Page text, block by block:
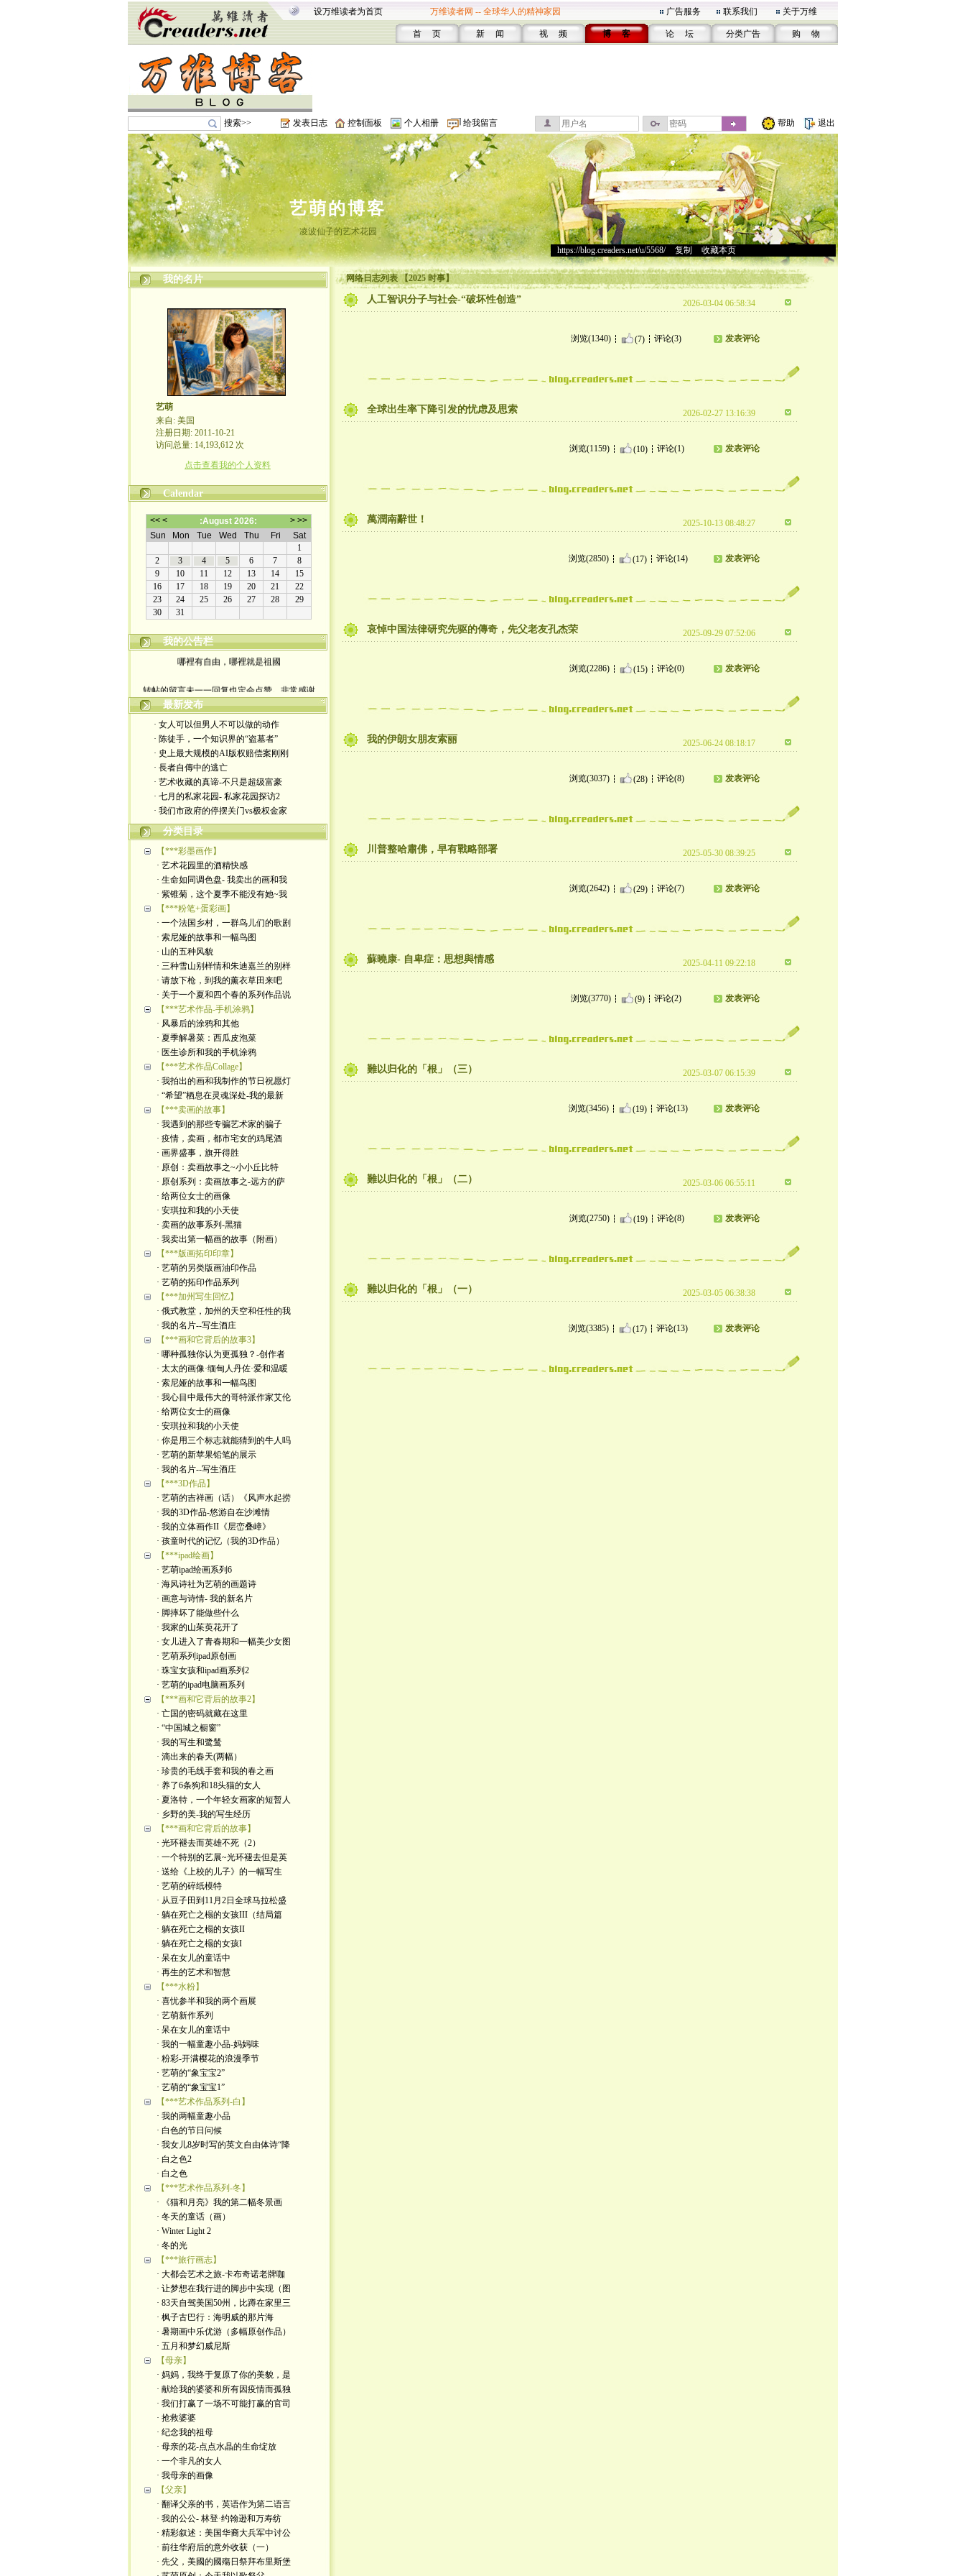
设万维读者为首页 万维读者网 -- 全球华人的精神家园 广告服务 联系我们 关于万维
首 页 新 闻 视 频 博 客 论 坛 分类广告 购 物
搜索>> 发表日志 控制面板 个人相册 给我留言 帮助 退出
艺萌的博客
凌波仙子的艺术花园
https://blog.creaders.net/u/5568/> 复制 收藏本页
我的名片
艺萌
来自: 美国
注册日期: 2011-10-21
访问总量: 14,193,612 次
点击查看我的个人资料
Calendar
我的公告栏
哪裡有自由，哪裡就是祖國
yimengling53@yahoo.com
有意收藏者请私信我，感谢一贯支持
政治转载不一定代表本人意见
艺术博客：https://yimengl.blog
目录中标注星号的为本人艺术原创
最新发布
· 女人可以但男人不可以做的动作
· 陈徒手，一个知识界的“盗墓者”
· 史上最大规模的AI版权赔偿案刚刚
· 長者自傳中的逃亡
· 艺术收藏的真谛-不只是超级富豪
· 七月的私家花园- 私家花园探访2
· 我们市政府的停摆关门vs极权金家
分类目录
【***彩墨画作】
· 艺术花园里的酒精快感
· 生命如同调色盘- 我卖出的画和我
· 紫锥菊，这个夏季不能没有她~我
【***粉笔+蛋彩画】
· 一个法国乡村，一群鸟儿们的歌剧
· 索尼娅的故事和一幅鸟图
· 山的五种风貌
· 三种雪山别样情和朱迪嘉兰的别样
· 请放下枪，到我的薰衣草田来吧
· 关于一个夏和四个春的系列作品说
【***艺术作品-手机涂鸦】
· 风暴后的涂鸦和其他
· 夏季解暑菜：西瓜皮泡菜
· 医生诊所和我的手机涂鸦
【***艺术作品Collage】
· 我拍出的画和我制作的节日祝愿灯
· “希望”栖息在灵魂深处-我的最新
【***卖画的故事】
· 我遇到的那些专骗艺术家的骗子
· 疫情，卖画，都市宅女的鸡尾酒
· 画界盛事，旗开得胜
· 原创：卖画故事之~小小丘比特
· 原创系列：卖画故事之-远方的萨
· 给两位女士的画像
· 安琪拉和我的小天使
· 卖画的故事系列-黑猫
· 我卖出第一幅画的故事（附画）
【***版画拓印印章】
· 艺萌的另类版画油印作品
· 艺萌的拓印作品系列
【***加州写生回忆】
· 俄式教堂，加州的天空和任性的我
· 我的名片--写生酒庄
【***画和它背后的故事3】
· 哪种孤独你认为更孤独？-创作者
· 太太的画像·缅甸人丹佐·爱和温暖
· 索尼娅的故事和一幅鸟图
· 我心目中最伟大的哥特派作家艾伦
· 给两位女士的画像
· 安琪拉和我的小天使
· 你是用三个标志就能猜到的牛人吗
· 艺萌的新苹果铅笔的展示
· 我的名片--写生酒庄
【***3D作品】
· 艺萌的吉祥画（话）《风声水起捞
· 我的3D作品-悠游自在沙滩情
· 我的立体画作II《层峦叠嶂》
· 孩童时代的记忆（我的3D作品）
【***ipad绘画】
· 艺萌ipad绘画系列6
· 海风诗社为艺萌的画题诗
· 画意与诗情- 我的新名片
· 脚摔坏了能做些什么
· 我家的山茱萸花开了
· 女儿进入了青春期和一幅美少女图
· 艺萌系列ipad原创画
· 珠宝女孩和ipad画系列2
· 艺萌的ipad电脑画系列
【***画和它背后的故事2】
· 亡国的密码就藏在这里
· “中国城之橱窗”
· 我的写生和鹭鸶
· 滴出来的春天(两幅）
· 珍贵的毛线手套和我的春之画
· 养了6条狗和18头猫的女人
· 夏洛特，一个年轻女画家的短暂人
· 乡野的美-我的写生经历
【***画和它背后的故事】
· 光环褪去而英雄不死（2）
· 一个特别的艺展~光环褪去但是英
· 送给《上校的儿子》的一幅写生
· 艺萌的碎纸模特
· 从豆子田到11月2日全球马拉松盛
· 躺在死亡之榻的女孩III（结局篇
· 躺在死亡之榻的女孩II
· 躺在死亡之榻的女孩I
· 呆在女儿的童话中
· 再生的艺术和智慧
【***水粉】
· 喜忧参半和我的两个画展
· 艺萌新作系列
· 呆在女儿的童话中
· 我的一幅童趣小品-妈妈味
· 粉彩-开满樱花的浪漫季节
· 艺萌的“象宝宝2”
· 艺萌的“象宝宝1”
【***艺术作品系列-白】
· 我的两幅童趣小品
· 白色的节日问候
· 我女儿8岁时写的英文自由体诗“降
· 白之色2
· 白之色
【***艺术作品系列-冬】
· 《猫和月亮》我的第二幅冬景画
· 冬天的童话（画）
· Winter Light 2
· 冬的光
【***旅行画志】
· 大都会艺术之旅-卡布奇诺老牌咖
· 让梦想在我行进的脚步中实现（图
· 83天自驾美国50州，比蹲在家里三
· 枫子古巴行：海明威的那片海
· 暑期画中乐优游（多幅原创作品）
· 五月和梦幻威尼斯
【母亲】
· 妈妈，我终于复原了你的美貌，是
· 献给我的婆婆和所有因疫情而孤独
· 我们打赢了一场不可能打赢的官司
· 抢救婆婆
· 纪念我的祖母
· 母亲的花-点点水晶的生命绽放
· 一个非凡的女人
· 我母亲的画像
【父亲】
· 翻译父亲的书，英语作为第二语言
· 我的公公- 林登·约翰逊和万寿纺
· 精彩叙述：美国华裔大兵军中讨公
· 前往华府后的意外收获（一）
· 先父，美國的國殤日祭拜布里斯堡
网络日志列表 【2025 时事】
人工智识分子与社会-“破坏性创造” 2026-03-04 06:58:34
浏览(1340) (7) 评论(3) 发表评论
全球出生率下降引发的忧虑及思索 2026-02-27 13:16:39
浏览(1159) (10) 评论(1) 发表评论
萬潤南辭世！ 2025-10-13 08:48:27
浏览(2850) (17) 评论(14) 发表评论
哀悼中国法律研究先驱的傳奇，先父老友孔杰荣 2025-09-29 07:52:06
浏览(2286) (15) 评论(0) 发表评论
我的伊朗女朋友索丽 2025-06-24 08:18:17
浏览(3037) (28) 评论(8) 发表评论
川普整哈肅佛，早有戰略部署 2025-05-30 08:39:25
浏览(2642) (29) 评论(7) 发表评论
蘇曉康- 自卑症：思想與情感 2025-04-11 09:22:18
浏览(3770) (9) 评论(2) 发表评论
難以归化的「根」（三） 2025-03-07 06:15:39
浏览(3456) (19) 评论(13) 发表评论
難以归化的「根」（二） 2025-03-06 06:55:11
浏览(2750) (19) 评论(8) 发表评论
難以归化的「根」（一） 2025-03-05 06:38:38
浏览(3385) (17) 评论(13) 发表评论